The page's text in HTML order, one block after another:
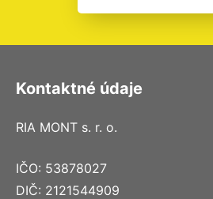
Kontaktné údaje
RIA MONT s. r. o.
IČO: 53878027
DIČ: 2121544909